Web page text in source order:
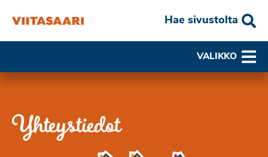
Hae sivustolta
VALIKKO
Yhteystiedot